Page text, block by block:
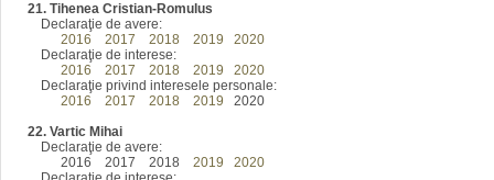
21. Tihenea Cristian-Romulus
Declaraţie de avere:
2016
2017 2018 2019
2020
Declaraţie de interese:
2016
2017 2018 2019
2020
Declaraţie privind interesele personale:
2016
2017 2018 2019 2020
22. Vartic Mihai
Declaraţie de avere:
2016
2017 2018 2019
2020